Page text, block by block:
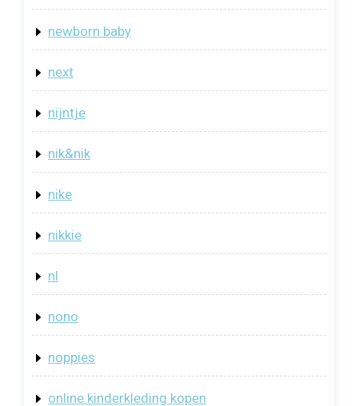
newborn baby
next
nijntje
nik&nik
nike
nikkie
nl
nono
noppies
online kinderkleding kopen